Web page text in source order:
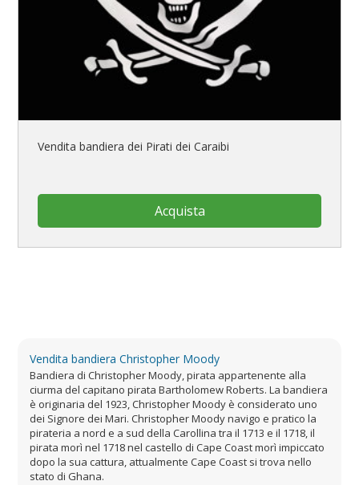
Vendita bandiera dei Pirati dei Caraibi
Acquista
Vendita bandiera Christopher Moody
Bandiera di Christopher Moody, pirata appartenente alla
ciurma del capitano pirata Bartholomew Roberts. La bandiera
è originaria del 1923, Christopher Moody è considerato uno
dei Signore dei Mari. Christopher Moody navigo e pratico la
pirateria a nord e a sud della Carollina tra il 1713 e il 1718, il
pirata morì nel 1718 nel castello di Cape Coast morì impiccato
dopo la sua cattura, attualmente Cape Coast si trova nello
stato di Ghana.